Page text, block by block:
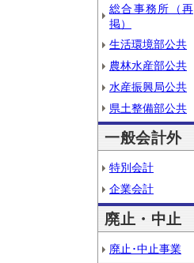
総合事務所（再
掲）
生活環境部公共
農林水産部公共
水産振興局公共
県土整備部公共
一般会計外
特別会計
企業会計
廃止・中止
廃止･中止事業